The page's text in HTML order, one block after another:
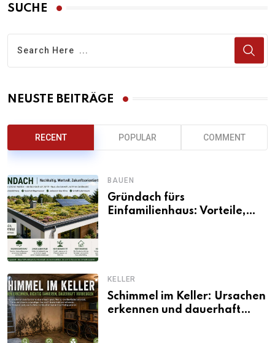
SUCHE
NEUSTE BEITRÄGE
RECENT POPULAR COMMENT
BAUEN
Gründach fürs
Einfamilienhaus: Vorteile,
KELLER
Schimmel im Keller: Ursachen
erkennen und dauerhaft